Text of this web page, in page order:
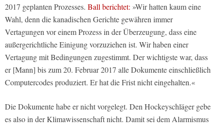
2017 geplanten Prozesses. Ball berichtet: »Wir hatten kaum eine
Wahl, denn die kanadischen Gerichte gewähren immer
Vertagungen vor einem Prozess in der Überzeugung, dass eine
außergerichtliche Einigung vorzuziehen ist. Wir haben einer
Vertagung mit Bedingungen zugestimmt. Der wichtigste war, dass
er [Mann] bis zum 20. Februar 2017 alle Dokumente einschließlich
Computercodes produziert. Er hat die Frist nicht eingehalten.«
Die Dokumente habe er nicht vorgelegt. Den Hockeyschläger gebe
es also in der Klimawissenschaft nicht. Damit sei dem Alarmismus